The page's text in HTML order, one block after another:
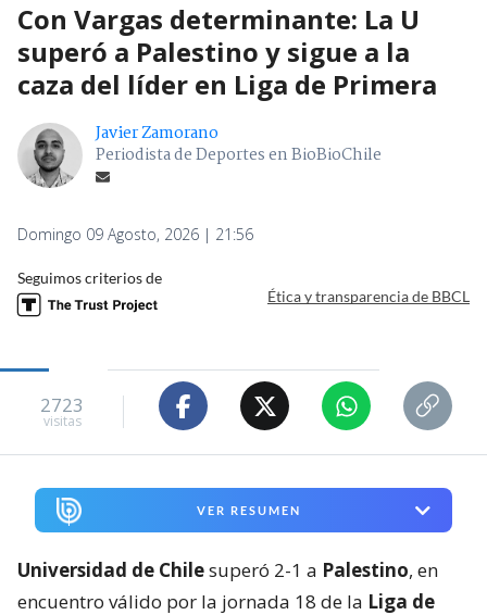
Con Vargas determinante: La U
superó a Palestino y sigue a la
caza del líder en Liga de Primera
Javier Zamorano
Periodista de Deportes en BioBioChile
Domingo 09 Agosto, 2026 | 21:56
Seguimos criterios de
Ética y transparencia de BBCL
2723
visitas
VER RESUMEN
Universidad de Chilesuperó 2-1 a Palestino, en
encuentro válido por la jornada 18 de la Liga de